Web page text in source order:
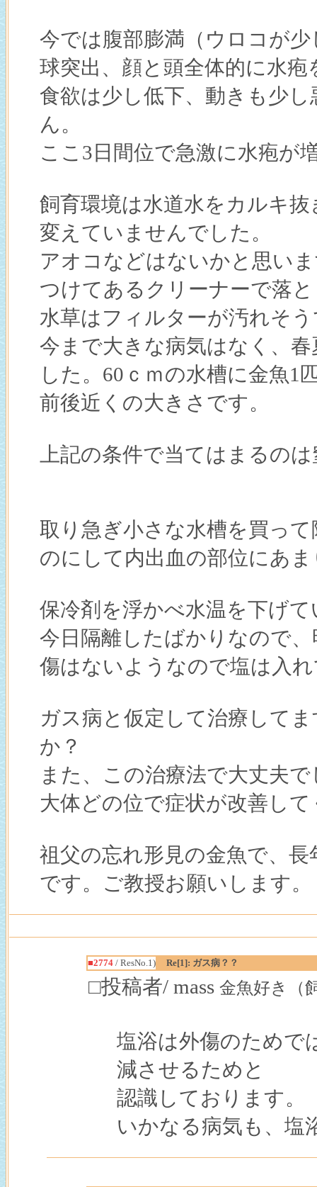
今では腹部膨満（ウロコが
球突出、顔と頭全体的に水
食欲は少し低下、動きも少
ん。
ここ3日間位で急激に水疱が
飼育環境は水道水をカルキ
変えていませんでした。
アオコなどはないかと思い
つけてあるクリーナーで落
水草はフィルターが汚れそ
今まで大きな病気はなく、
した。60ｃｍの水槽に金魚1
前後近くの大きさです。
上記の条件で当てはまるの
取り急ぎ小さな水槽を買っ
のにして内出血の部位にあ
保冷剤を浮かべ水温を下げ
今日隔離したばかりなので
傷はないようなので塩は入
ガス病と仮定して治療して
か？
また、この治療法で大丈夫
大体どの位で症状が改善し
祖父の忘れ形見の金魚で、
です。ご教授お願いします。
■2774 / ResNo.1) Re[1]: ガス病？？
□投稿者/ mass 金魚好き（
塩浴は外傷のためで
減させるためと
認識しております。
いかなる病気も、塩